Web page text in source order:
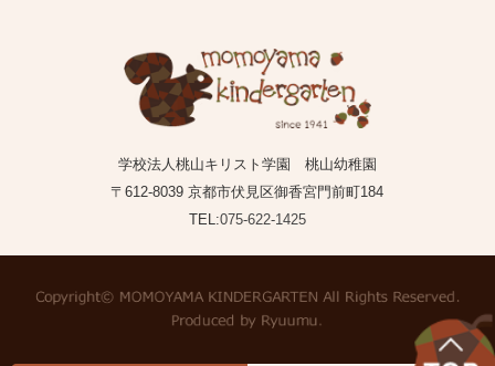
学校法人桃山キリスト学園 桃山幼稚園
〒612-8039 京都市伏見区御香宮門前町184
TEL:075-622-1425